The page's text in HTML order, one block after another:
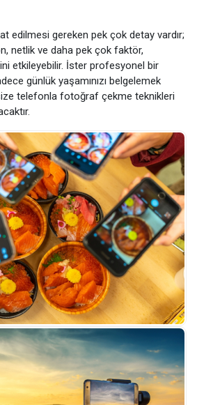
edilmesi gereken pek çok detay vardır;
netlik ve daha pek çok faktör,
etkileyebilir. İster profesyonel bir
günlük yaşamınızı belgelemek
telefonla fotoğraf çekme teknikleri